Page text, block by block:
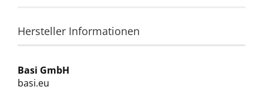
Hersteller Informationen
Basi GmbH
basi.eu